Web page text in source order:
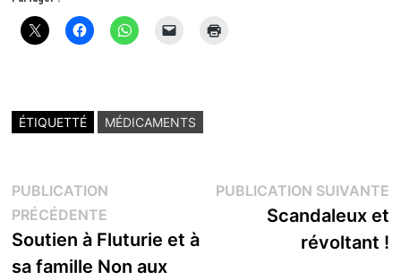
ÉTIQUETTÉ MÉDICAMENTS
Navigation
de
l’article
PUBLICATION
PRÉCÉDENTEPublication
précédente :
Soutien à Fluturie et à
sa famille Non aux
PUBLICATION SUIVANTE
Scandaleux et
révoltant !